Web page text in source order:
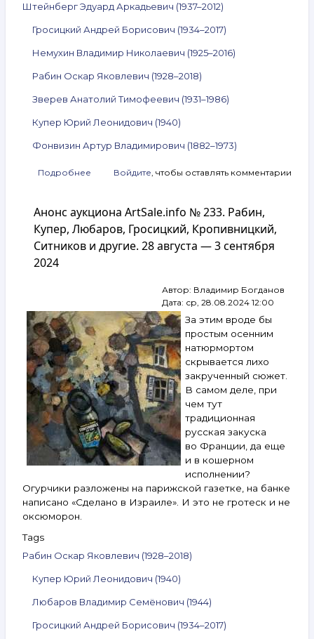
Штейнберг Эдуард Аркадьевич (1937–2012)
Гросицкий Андрей Борисович (1934–2017)
Немухин Владимир Николаевич (1925–2016)
Рабин Оскар Яковлевич (1928–2018)
Зверев Анатолий Тимофеевич (1931–1986)
Купер Юрий Леонидович (1940)
Фонвизин Артур Владимирович (1882–1973)
Подробнее
ArtSale.info
№ 243.
Штейнберг,
Гросицкий,
Фонвизин
и другие.
6–
12 ноября
2024
Войдите, чтобы оставлять комментарии
Анонс аукциона ArtSale.info № 233. Рабин,
Купер, Любаров, Гросицкий, Кропивницкий,
Ситников и другие. 28 августа — 3 сентября
2024
Автор: Владимир Богданов
Дата: ср, 28.08.2024 12:00
За этим вроде бы
простым осенним
натюрмортом
скрывается лихо
закрученный сюжет.
В самом деле, при
чем тут
традиционная
русская закуска
во Франции, да еще
и в кошерном
исполнении?
Огурчики разложены на парижской газетке, на банке
написано «Сделано в Израиле». И это не гротеск и не
оксюморон.
Tags
Рабин Оскар Яковлевич (1928–2018)
Купер Юрий Леонидович (1940)
Любаров Владимир Семёнович (1944)
Гросицкий Андрей Борисович (1934–2017)